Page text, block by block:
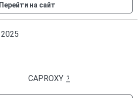
Перейти на сайт
2025
CAPROXY ?